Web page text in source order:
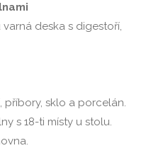
deska s digestoří,
sklo a porcelán.
s 18-ti místy u stolu.